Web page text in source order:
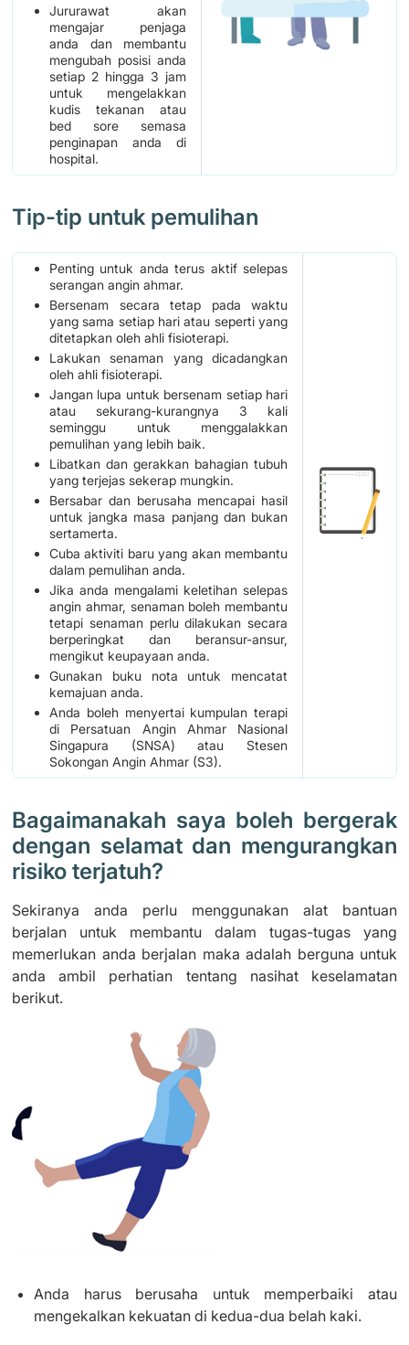
Jururawat akan
mengajar penjaga
anda dan membantu
mengubah posisi anda
setiap 2 hingga 3 jam
untuk mengelakkan
kudis tekanan atau
bed sore semasa
penginapan anda di
hospital.
Tip-tip untuk pemulihan
Penting untuk anda terus aktif selepas
serangan angin ahmar.
Bersenam secara tetap pada waktu
yang sama setiap hari atau seperti yang
ditetapkan oleh ahli fisioterapi.
Lakukan senaman yang dicadangkan
oleh ahli fisioterapi.
Jangan lupa untuk bersenam setiap hari
atau sekurang-kurangnya 3 kali
seminggu untuk menggalakkan
pemulihan yang lebih baik.
Libatkan dan gerakkan bahagian tubuh
yang terjejas sekerap mungkin.
Bersabar dan berusaha mencapai hasil
untuk jangka masa panjang dan bukan
sertamerta.
Cuba aktiviti baru yang akan membantu
dalam pemulihan anda.
Jika anda mengalami keletihan selepas
angin ahmar, senaman boleh membantu
tetapi senaman perlu dilakukan secara
berperingkat dan beransur-ansur,
mengikut keupayaan anda.
Gunakan buku nota untuk mencatat
kemajuan anda.
Anda boleh menyertai kumpulan terapi
di Persatuan Angin Ahmar Nasional
Singapura (SNSA) atau Stesen
Sokongan Angin Ahmar (S3).
Bagaimanakah saya boleh bergerak
dengan selamat dan mengurangkan
risiko terjatuh?
Sekiranya anda perlu menggunakan alat bantuan
berjalan untuk membantu dalam tugas-tugas yang
memerlukan anda berjalan maka adalah berguna untuk
anda ambil perhatian tentang nasihat keselamatan
berikut.
Anda harus berusaha untuk memperbaiki atau
mengekalkan kekuatan di kedua-dua belah kaki.